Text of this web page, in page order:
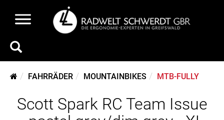
FAHRRÄDER MOUNTAINBIKES MTB-FULLY
Scott Spark RC Team Issue